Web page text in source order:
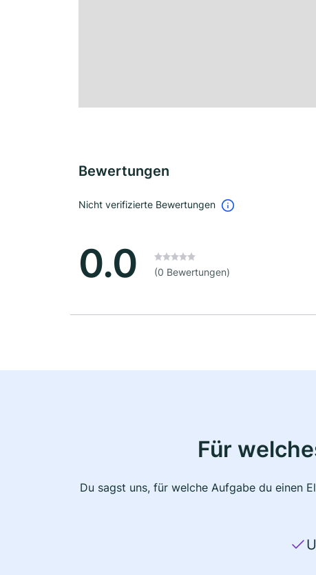
Bewertungen
Nicht verifizierte Bewertungen
0.0 (0 Bewertungen)
Für
Du sagst uns, für welche Aufgabe du einen